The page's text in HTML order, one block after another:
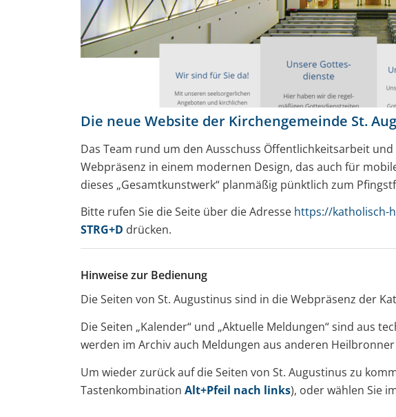
Die neue Website der Kirchengemeinde St.
Das Team rund um den Ausschuss Öffentlichkeitsarbeit
Webpräsenz in einem modernen Design, das auch für
dieses „Gesamtkunstwerk“ planmäßig pünktlich zum
Bitte rufen Sie die Seite über die Adresse https://katholisch-
STRG+D drücken.
Hinweise zur Bedienung
Die Seiten von St. Augustinus sind in die Webpräsenz der
Die Seiten „Kalender“ und „Aktuelle Meldungen“ sind aus
werden im Archiv auch Meldungen aus anderen
Um wieder zurück auf die Seiten von St. Augustinus zu
TastenkombinationAlt+Pfeil nach links), oder wählen Sie